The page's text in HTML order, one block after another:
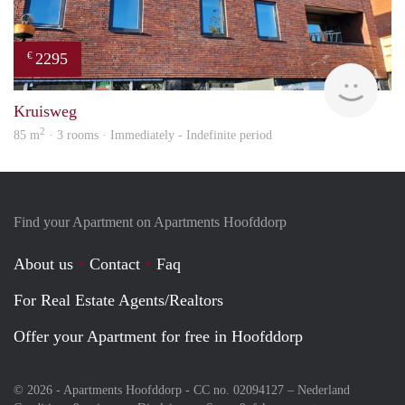
€ 2295
Kruisweg
85 m2 · 3 rooms · Immediately - Indefinite period
Find your Apartment on Apartments Hoofddorp
About us Contact
Faq
For Real Estate Agents/Realtors
Offer your Apartment for free in Hoofddorp
© 2026 - Apartments Hoofddorp - CC no. 02094127 – Nederland